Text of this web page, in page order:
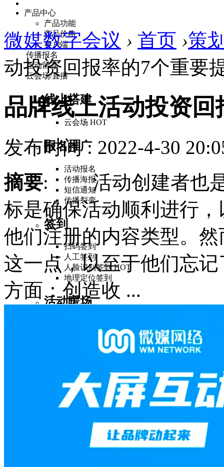
产品中心
产品功能
产品价格
客户端
传播报名
互动留存
云会场/直播
线上搭建
云会场 HOT
报名推广
活动报名
传播海报
短信通知
传播裂变
签到
扫码签到
人工签到
人脸识别签到HOT
地理定位签到
活动暖场
互动游戏
摇一摇个人赛HOT
描福比拼
答题闯关
全民战疫
微媒数字会议 › 首页 ›策
动投资回报率的7个重要
品牌线上活动投资
发布时间 : 2022-4-30
摘要: 活动创建者也
标是确保活动顺利进行
他们注册的内容类型。
这一点，以至于他们忘
方面：创造收 ...